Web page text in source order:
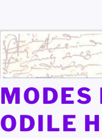
MODES
ODILE